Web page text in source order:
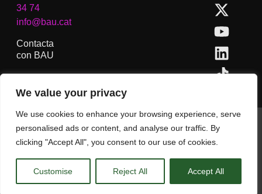
We value your privacy
We use cookies to enhance your browsing experience, serve
personalised ads or content, and analyse our traffic. By
clicking "Accept All", you consent to our use of cookies.
Customise Reject All Accept All
34 74
info@bau.cat
Contacta
con BAU
BAU, Centro Universitario de Artes y Diseño de Barcelona.
Copyright © Todos los derechos reservados.
Aviso Legal
ES EN